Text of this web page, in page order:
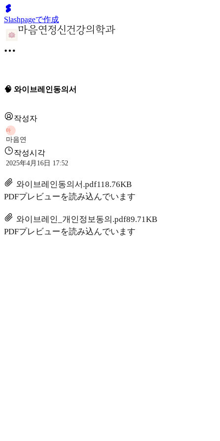
Slashpageで作成
🧠 와이브레인동의서
작성자
마
마음연
작성시각
2025年4月16日 17:52
와이브레인동의서.pdf118.76KB
PDFプレビューを読み込んでいます
와이브레인_개인정보동의.pdf89.71KB
PDFプレビューを読み込んでいます